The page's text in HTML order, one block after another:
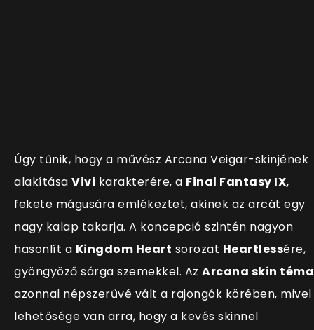
Úgy tűnik, hogy a művész Arcana Veigar-skinjének
alakítása Vivi karakterére, a Final Fantasy IX,
fekete mágusára emlékeztet, akinek az arcát egy
nagy kalap takarja. A koncepció szintén nagyon
hasonlít a Kingdom Heart sorozat Heartlessére,
gyöngyöző sárga szemekkel. Az Arcana skin téma
azonnal népszerűvé vált a rajongók körében, mivel
lehetősége van arra, hogy a kevés skinnel